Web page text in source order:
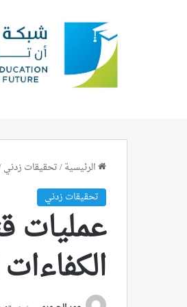
الرئيسية/تحقيقات زدني
تحقيقات زدني
عمليات